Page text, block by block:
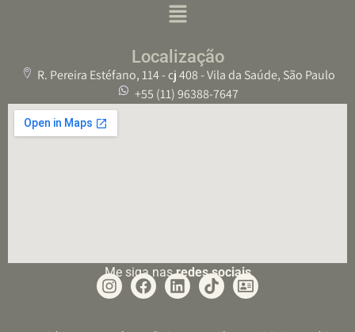
Localização
R. Pereira Estéfano, 114 - cj 408 - Vila da Saúde, São Paulo
+55 (11) 96388-7647
Me siga nasredes sociais